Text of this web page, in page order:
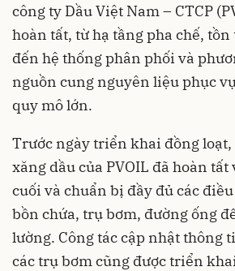
công ty Dầu Việt Nam – CTCP
hoàn tất, từ hạ tầng pha chế,
đến hệ thống phân phối và
nguồn cung nguyên liệu phục
quy mô lớn.
Trước ngày triển khai đồng loạt,
xăng dầu của PVOIL đã hoàn tất
cuối và chuẩn bị đầy đủ các
bồn chứa, trụ bơm, đường ống
lường. Công tác cập nhật thông
các trụ bơm cũng được triển